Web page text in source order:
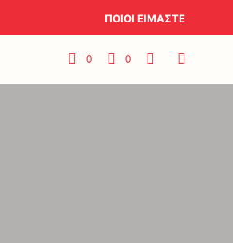
ΠΟΙΟΙ ΕΙΜΑΣΤΕ
0 0